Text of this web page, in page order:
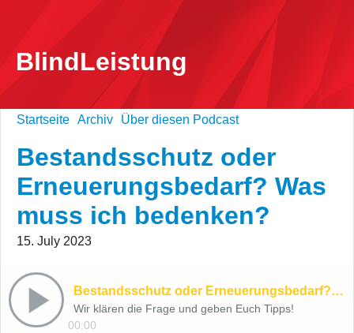
BlindLeistung
Startseite Archiv Über diesen Podcast
Bestandsschutz oder
Erneuerungsbedarf? Was
muss ich bedenken?
15. July 2023
Bestandsschutz oder Erneuerungsbedarf? Was muss ich bedenken?
Wir klären die Frage und geben Euch Tipps!
00:00